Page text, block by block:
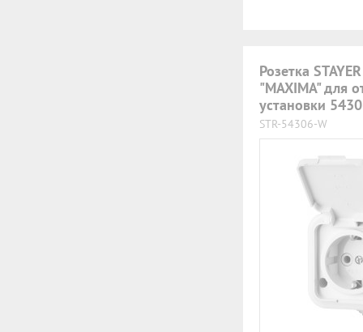
Розетка
"MAXIMA" для
установки
STR-54306-W